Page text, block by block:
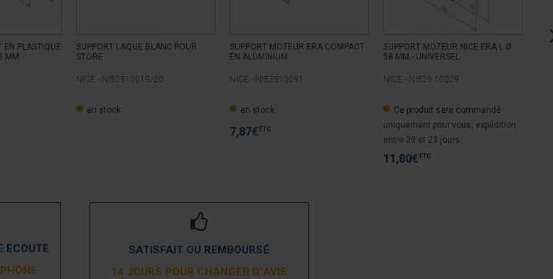
EN PLASTIQUE
MM
SUPPORT LAQUE BLANC POUR
STORE
NICE - NI52510019/20
en stock
SUPPORT MOTEUR ERA COMPACT
EN ALUMINIUM
NICE - NI53510091
en stock
7,87€TTC
SUPPORT MOTEUR NICE ERA L Ø
58 MM - UNIVERSEL
NICE - NI526.10029
Ce produit sera commandé
uniquement pour vous, expédition
entre 20 et 23 jours
11,80€TTC
ECOUTE
SATISFAIT OU REMBOURSÉ
14 JOURS POUR CHANGER D´AVIS